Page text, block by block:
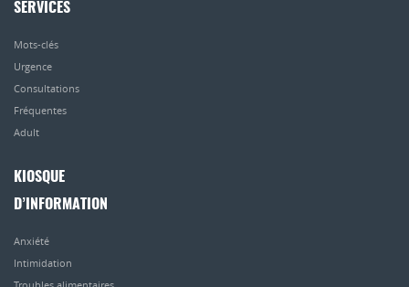
SERVICES
Mots-clés
Urgence
Consultations
Fréquentes
Adult
KIOSQUE
D’INFORMATION
Anxiété
Intimidation